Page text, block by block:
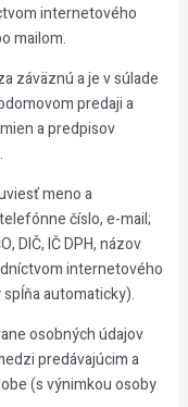
internetového
mailom.
záväznú a je v súlade
predaji a
a predpisov
meno a
číslo, e-mail;
DIČ, IČ DPH, názov
internetového
automaticky).
osobných údajov
predávajúcim a
(s výnimkou osoby